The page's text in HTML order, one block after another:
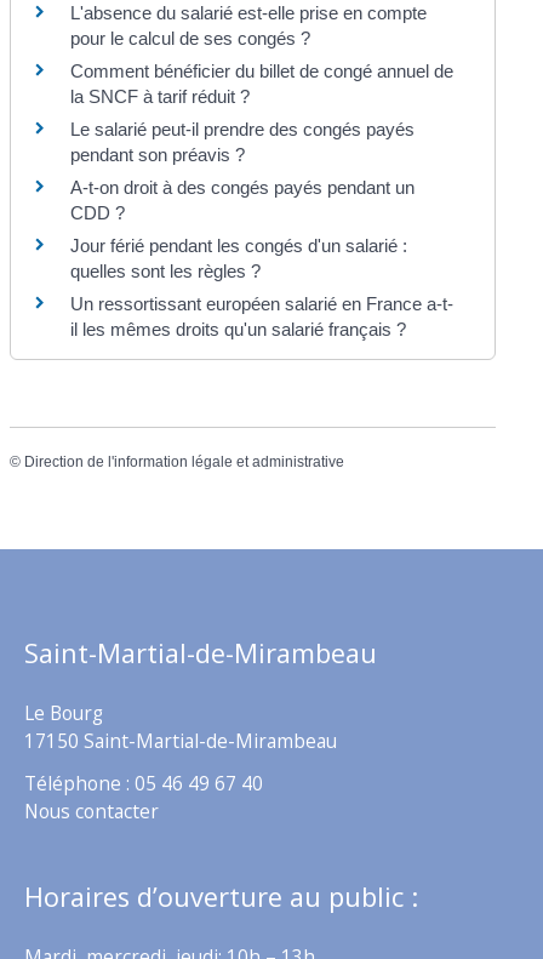
L'absence du salarié est-elle prise en compte
pour le calcul de ses congés ?
Comment bénéficier du billet de congé annuel de
la SNCF à tarif réduit ?
Le salarié peut-il prendre des congés payés
pendant son préavis ?
A-t-on droit à des congés payés pendant un
CDD ?
Jour férié pendant les congés d'un salarié :
quelles sont les règles ?
Un ressortissant européen salarié en France a-t-
il les mêmes droits qu'un salarié français ?
© Direction de l'information légale et administrative
Saint-Martial-de-Mirambeau
Le Bourg
17150 Saint-Martial-de-Mirambeau
Téléphone : 05 46 49 67 40
Nous contacter
Horaires d’ouverture au public :